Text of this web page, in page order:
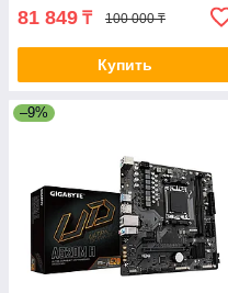
81 849 ₸ 100 000 ₸
Купить
–9%